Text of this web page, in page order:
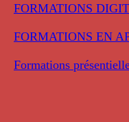
FORMATIONS
FORMATIONS EN
Formations